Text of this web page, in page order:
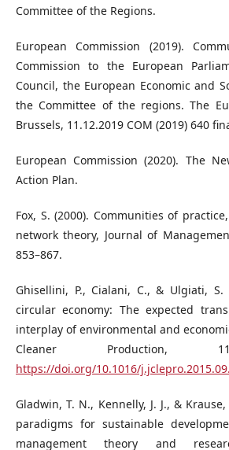
Committee of the Regions.
European Commission (2019).
Commission to the European
Council, the European Economic and
the Committee of the regions. The
Brussels, 11.12.2019 COM (2019) 640
European Commission (2020). The
Action Plan.
Fox, S. (2000). Communities of
network theory, Journal of
853–867.
Ghisellini, P., Cialani, C., & Ulgiati, S.
circular economy: The expected
interplay of environmental and
Cleaner Production,
https://doi.org/10.1016/
Gladwin, T. N., Kennelly, J. J., &
paradigms for sustainable
management theory and